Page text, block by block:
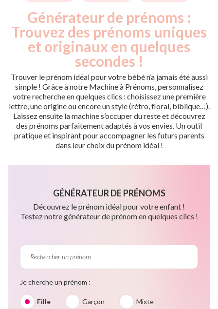
Générateur de prénoms :
Trouvez des prénoms uniques
et originaux en quelques
secondes !
Trouver le prénom idéal pour votre bébé n’a jamais été aussi
simple ! Grâce à notre Machine à Prénoms, personnalisez
votre recherche en quelques clics : choisissez une première
lettre, une origine ou encore un style (rétro, floral, biblique…).
Laissez ensuite la machine s’occuper du reste et découvrez
des prénoms parfaitement adaptés à vos envies. Un outil
pratique et inspirant pour accompagner les futurs parents
dans leur choix du prénom idéal !
GÉNÉRATEUR DE PRÉNOMS
Découvrez le prénom idéal pour votre enfant !
Testez notre générateur de prénom en quelques clics !
Je cherche un prénom :
Fille Garçon Mixte